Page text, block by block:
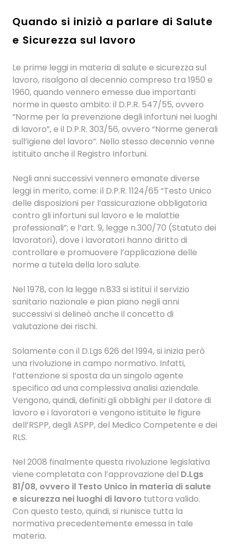
Quando si iniziò a parlare di Salute
e Sicurezza sul lavoro
Le prime leggi in materia di salute e sicurezza sul
lavoro, risalgono al decennio compreso tra 1950 e
1960, quando vennero emesse due importanti
norme in questo ambito: il D.P.R. 547/55, ovvero
“Norme per la prevenzione degli infortuni nei luoghi
di lavoro”, e il D.P.R. 303/56, ovvero “Norme generali
sull’igiene del lavoro”. Nello stesso decennio venne
istituito anche il Registro Infortuni.
Negli anni successivi vennero emanate diverse
leggi in merito, come: il D.P.R. 1124/65 “Testo Unico
delle disposizioni per l’assicurazione obbligatoria
contro gli infortuni sul lavoro e le malattie
professionali”; e l’art. 9, legge n.300/70 (Statuto dei
lavoratori), dove i lavoratori hanno diritto di
controllare e promuovere l’applicazione delle
norme a tutela della loro salute.
Nel 1978, con la legge n.833 si istituì il servizio
sanitario nazionale e pian piano negli anni
successivi si delineò anche il concetto di
valutazione dei rischi.
Solamente con il D.Lgs 626 del 1994, si inizia però
una rivoluzione in campo normativo. Infatti,
l’attenzione si sposta da un singolo agente
specifico ad una complessiva analisi aziendale.
Vengono, quindi, definiti gli obblighi per il datore di
lavoro e i lavoratori e vengono istituite le figure
dell’RSPP, degli ASPP, del Medico Competente e dei
RLS.
Nel 2008 finalmente questa rivoluzione legislativa
viene completata con l’approvazione del D.Lgs
81/08, ovvero il Testo Unico in materia di salute
e sicurezza nei luoghi di lavoro tuttora valido.
Con questo testo, quindi, si riunisce tutta la
normativa precedentemente emessa in tale
materia.